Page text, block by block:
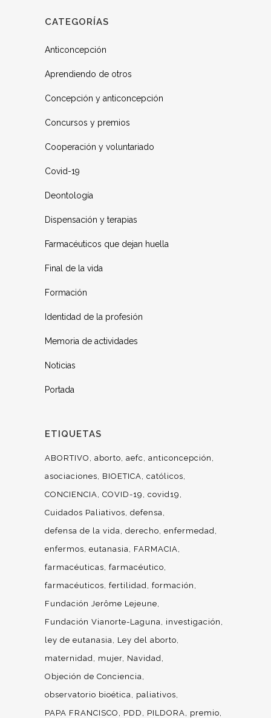
CATEGORÍAS
Anticoncepción
Aprendiendo de otros
Concepción y anticoncepción
Concursos y premios
Cooperación y voluntariado
Covid-19
Deontología
Dispensación y terapias
Farmacéuticos que dejan huella
Final de la vida
Formación
Identidad de la profesión
Memoria de actividades
Noticias
Portada
ETIQUETAS
ABORTIVO aborto aefc
anticoncepción
asociaciones
BIOETICA católicos
CONCIENCIA COVID-19
covid19
Cuidados Paliativos defensa
defensa de la vida derecho enfermedad
enfermos eutanasia
FARMACIA
farmacéuticas farmacéutico
farmacéuticos fertilidad formación
Fundación Jerôme Lejeune
Fundación Vianorte-Laguna
investigación
ley de eutanasia
Ley del aborto
maternidad
mujer Navidad
Objeción de Conciencia
observatorio bioética
paliativos
PAPA FRANCISCO
PDD PILDORA
premio